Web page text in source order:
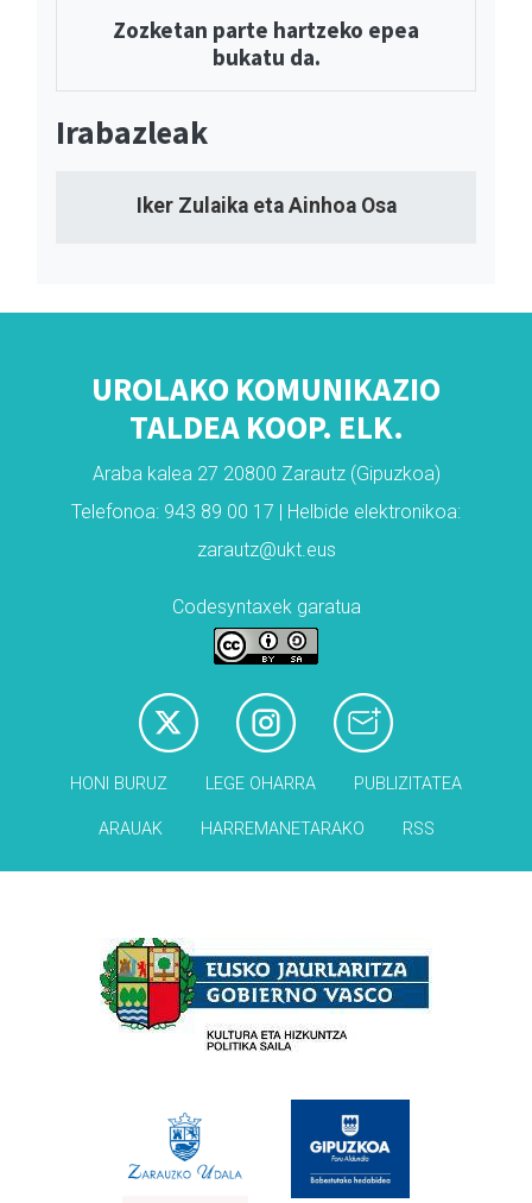
Zozketan parte hartzeko epea
bukatu da.
Irabazleak
Iker Zulaika eta Ainhoa Osa
UROLAKO KOMUNIKAZIO
TALDEA KOOP. ELK.
Araba kalea 27 20800 Zarautz (Gipuzkoa)
Telefonoa: 943 89 00 17 | Helbide elektronikoa:
zarautz@ukt.eus
Codesyntaxek garatua
HONI BURUZ LEGE OHARRA PUBLIZITATEA
ARAUAK HARREMANETARAKO RSS